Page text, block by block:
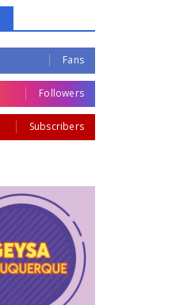
Fans
Followers
Subscribers